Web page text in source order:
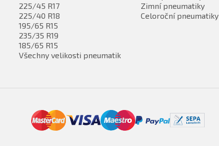
225/45 R17
225/40 R18
195/65 R15
235/35 R19
185/65 R15
Všechny velikosti pneumatik
Zimní pneumatiky
Celoroční pneumatiky